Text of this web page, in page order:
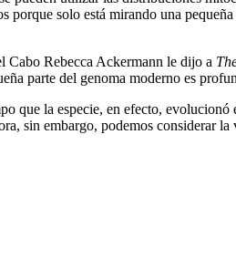
solo está mirando una
Cabo Rebecca Ackermann le dijo a
parte del genoma moderno es
que la especie, en efecto,
sin embargo, podemos considerar